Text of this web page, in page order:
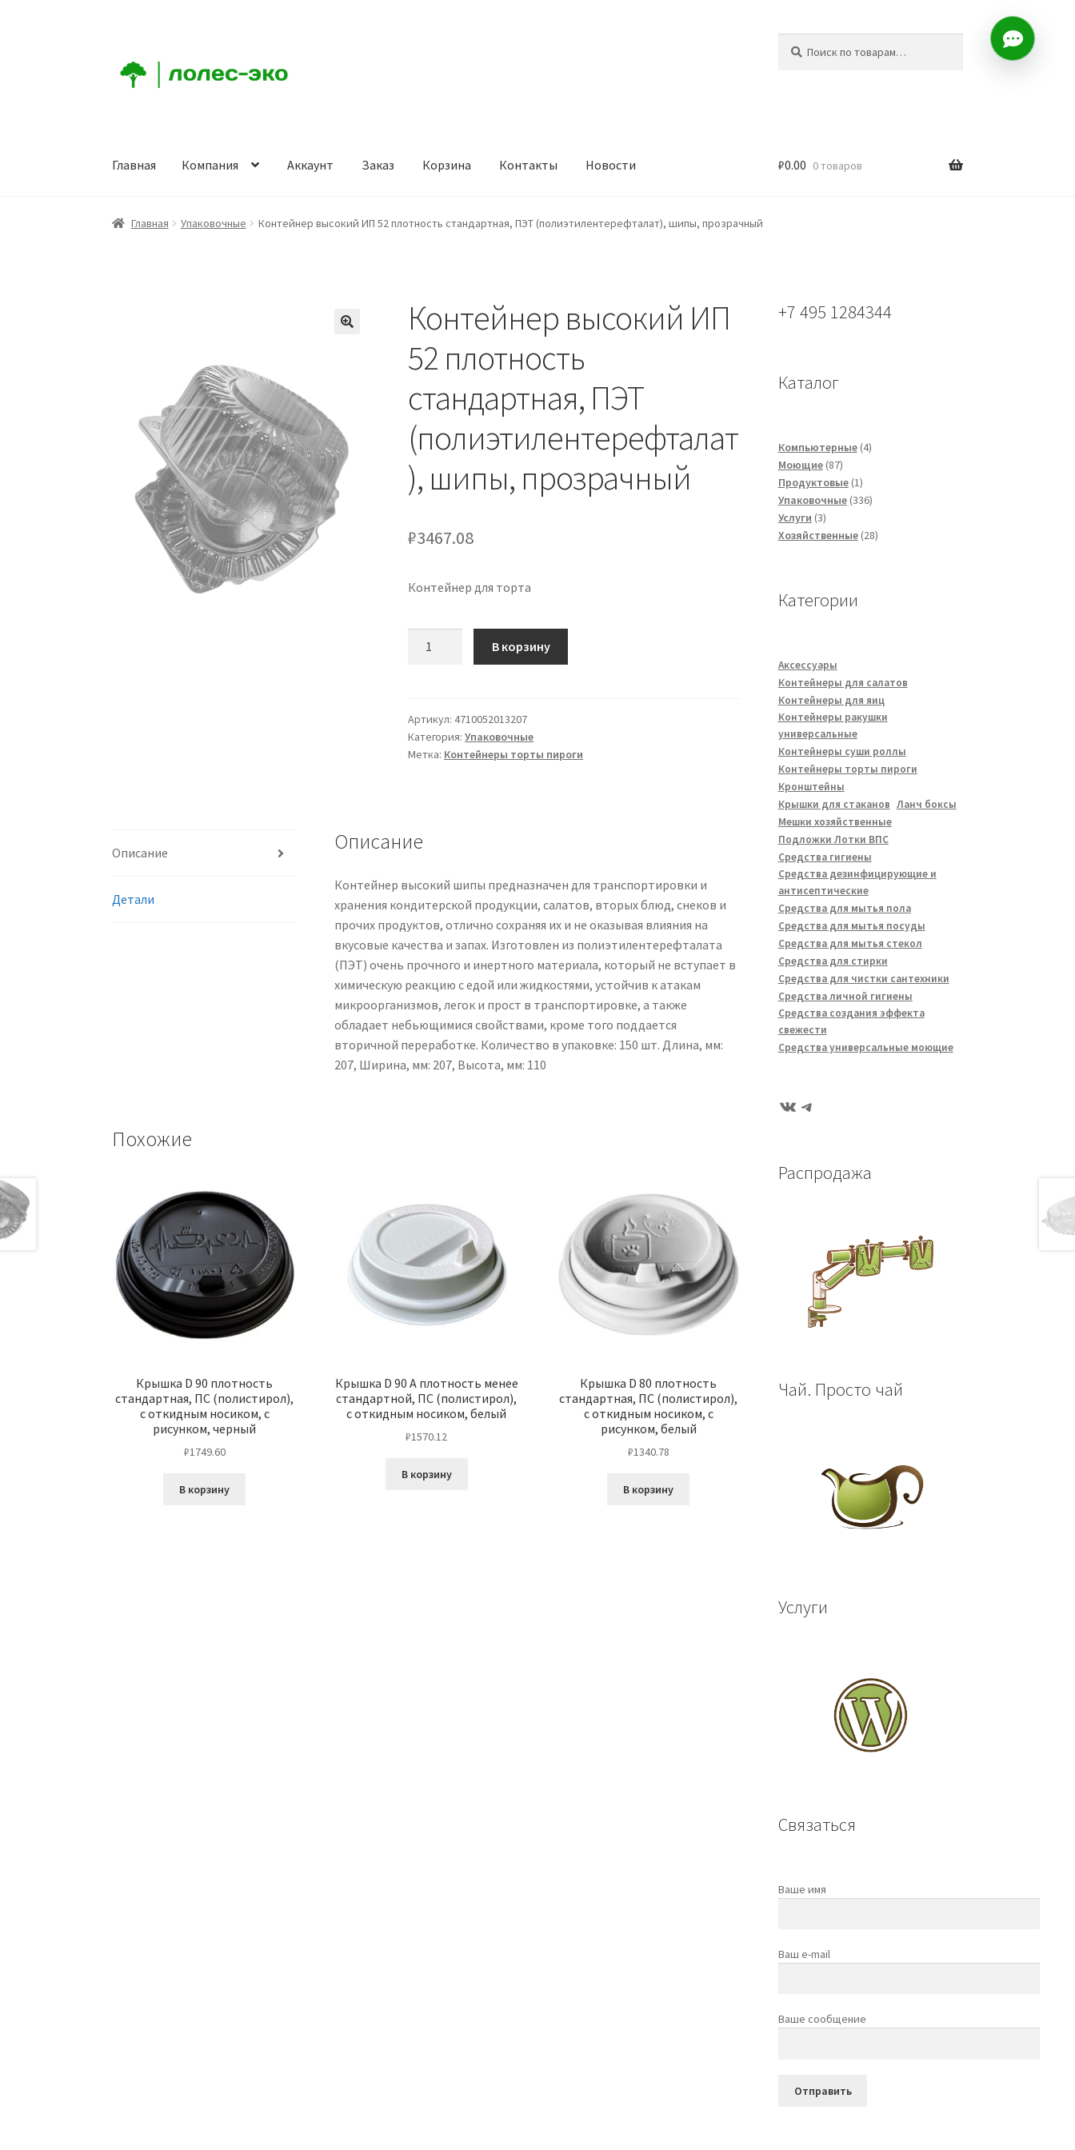
навигации
содержимому
Главная Компания Аккаунт Заказ Корзина Контакты Новости
Главная Компания Аккаунт Заказ Контакты
₽0.00 0 товаров
Главная Упаковочные Контейнер высокий ИП 52 плотность стандартная, ПЭТ (полиэтилентерефталат), шипы, прозрачный
Контейнер высокий ИП
52 плотность
стандартная, ПЭТ
(полиэтилентерефталат
), шипы, прозрачный
₽3467.08
Контейнер для торта
ИП
52
плотность
шипы,
В корзину
Артикул:4710052013207
Категория:Упаковочные
Метка: Контейнеры торты пироги
Описание
Детали
Описание
Контейнер высокий шипы предназначен для транспортировки и
хранения кондитерской продукции, салатов, вторых блюд, снеков и
прочих продуктов, отлично сохраняя их и не оказывая влияния на
вкусовые качества и запах. Изготовлен из полиэтилентерефталата
(ПЭТ) очень прочного и инертного материала, который не вступает в
химическую реакцию с едой или жидкостями, устойчив к атакам
микроорганизмов, легок и прост в транспортировке, а также
обладает небьющимися свойствами, кроме того поддается
вторичной переработке. Количество в упаковке: 150 шт. Длина, мм:
207, Ширина, мм: 207, Высота, мм: 110
Похожие
Крышка D 90 плотность
стандартная, ПС (полистирол),
с откидным носиком, с
рисунком, черный
₽1749.60
В корзину
Крышка D 90 А плотность менее
стандартной, ПС (полистирол),
с откидным носиком, белый
₽1570.12
В корзину
Крышка D 80 плотность
стандартная, ПС (полистирол),
с откидным носиком, с
рисунком, белый
₽1340.78
В корзину
+7 495 1284344
Каталог
Компьютерные 44
Моющие 8787
товаров
Продуктовые 11
товар
Упаковочные 336336
Услуги 33
товара
Хозяйственные 2828
Категории
Аксессуары
Контейнеры для салатов
Контейнеры для яиц
Контейнеры ракушки
универсальные
Контейнеры суши роллы
Контейнеры торты пироги
Кронштейны
Крышки для стаканов Ланч боксы
Мешки хозяйственные
Подложки Лотки ВПС
Средства гигиены
Средства дезинфицирующие и
антисептические
Средства для мытья пола
Средства для мытья посуды
Средства для мытья стекол
Средства для стирки
Средства для чистки сантехники
Средства личной гигиены
Средства создания эффекта
свежести
Средства универсальные моющие
ВКонтакте
Telegram
Распродажа
Чай. Просто чай
Услуги
Связаться
Ваше имя
Ваш e-mail
Ваше сообщение